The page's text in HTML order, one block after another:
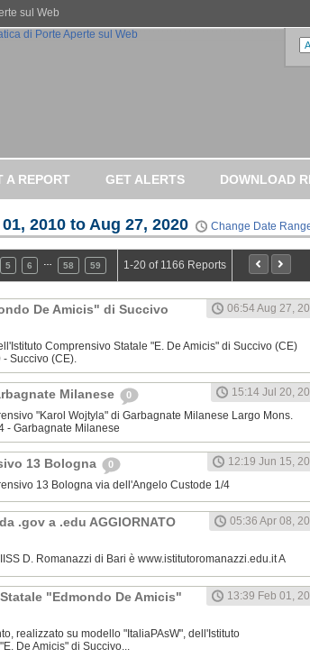
sul Web
A REPORT GET ALERTS DOWNLOAD
2010 to Aug 27, 2020 Change Date
5 6 58 59 1-20 of 1166 Reports
De Amicis" di Succivo 06:54 Aug 27,
Comprensivo Statale "E. De Amicis" di Succivo (CE)
Succivo (CE).
Milanese 0
15:14 Jul 20,
"Karol Wojtyla" di Garbagnate Milanese Largo Mons.
- Garbagnate Milanese
13 Bologna 0
12:19 Jun 15,
13 Bologna via dell'Angelo Custode 1/4
.gov a .edu AGGIORNATO 05:36 Apr 08,
D. Romanazzi di Bari è www.istitutoromanazzi.edu.it A
"Edmondo De Amicis" 13:39 Feb 01,
realizzato su modello "ItaliaPAsW", dell'Istituto
De Amicis" di Succivo...